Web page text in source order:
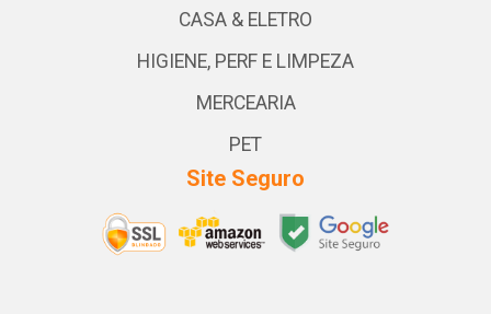
CASA & ELETRO
HIGIENE, PERF E LIMPEZA
MERCEARIA
PET
Site Seguro